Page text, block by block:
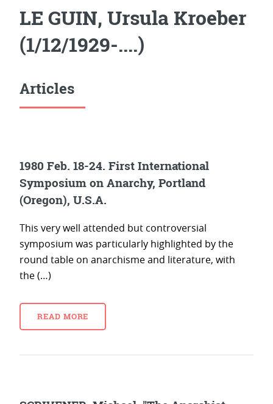
LE GUIN, Ursula Kroeber
(1/12/1929-....)
Articles
1980 Feb. 18-24. First International
Symposium on Anarchy, Portland
(Oregon), U.S.A.
This very well attended but controversial
symposium was particularly highlighted by the
round table on anarchisme and literature, with
the (…)
READ MORE